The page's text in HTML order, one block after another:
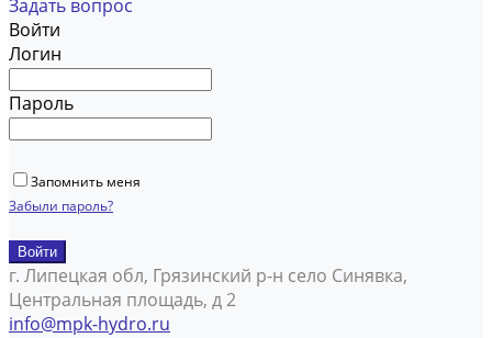
Задать вопрос
Войти
Логин
Пароль
Запомнить меня
Забыли пароль?
г. Липецкая обл, Грязинский р-н село Синявка,
Центральная площадь, д 2
info@mpk-hydro.ru